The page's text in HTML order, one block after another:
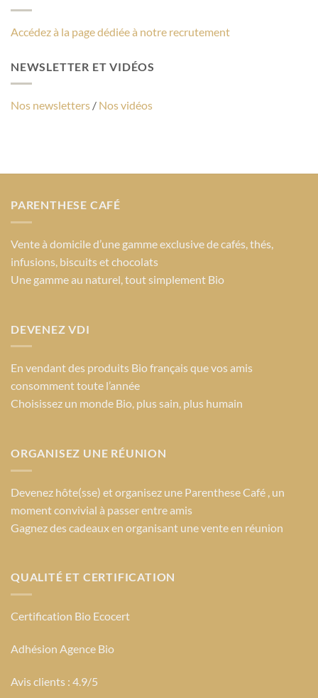
Accédez à la page dédiée à notre recrutement
NEWSLETTER ET VIDÉOS
Nos newsletters / Nos vidéos
PARENTHESE CAFÉ
Vente à domicile d’une gamme exclusive de cafés, thés,
infusions, biscuits et chocolats
Une gamme au naturel, tout simplement Bio
DEVENEZ VDI
En vendant des produits Bio français que vos amis
consomment toute l’année
Choisissez un monde Bio, plus sain, plus humain
ORGANISEZ UNE RÉUNION
Devenez hôte(sse) et organisez une Parenthese Café , un
moment convivial à passer entre amis
Gagnez des cadeaux en organisant une vente en réunion
QUALITÉ ET CERTIFICATION
Certification Bio Ecocert
Adhésion Agence Bio
Avis clients : 4.9/5